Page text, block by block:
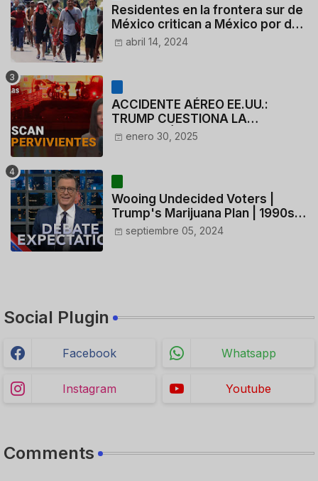
Residentes en la frontera sur de
México critican a México por dar
110 dólares a migrantes
abril 14, 2024
ACCIDENTE AÉREO EE.UU.:
TRUMP CUESTIONA LA
ACTUACIÓN DE LOS
enero 30, 2025
Wooing Undecided Voters |
Trump's Marijuana Plan | 1990s
Porn Expert Mark Robinson
septiembre 05, 2024
Social Plugin
Facebook Whatsapp
Instagram Youtube
Comments